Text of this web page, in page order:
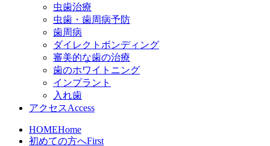
虫歯治療
虫歯・歯周病予防
歯周病
ダイレクトボンディング
審美的な歯の治療
歯のホワイトニング
インプラント
入れ歯
アクセスAccess
HOMEHome
初めての方へFirst